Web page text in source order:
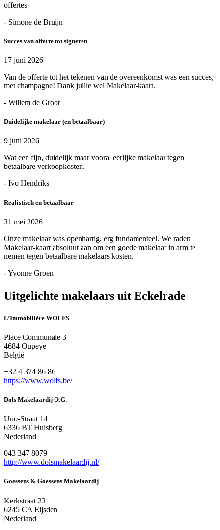
offertes.
- Simone de Bruijn
Succes van offerte tot signeren
17 juni 2026
Van de offerte tot het tekenen van de overeenkomst was een succes,
met champagne! Dank jullie wel Makelaar-kaart.
- Willem de Groot
Duidelijke makelaar (en betaalbaar)
9 juni 2026
Wat een fijn, duidelijk maar vooral eerlijke makelaar tegen
betaalbare verkoopkosten.
- Ivo Hendriks
Realistisch en betaalbaar
31 mei 2026
Onze makelaar was openhartig, erg fundamenteel. We raden
Makelaar-kaart absoluut aan om een goede makelaar in arm te
nemen tegen betaalbare makelaars kosten.
- Yvonne Groen
Uitgelichte makelaars uit Eckelrade
L’Immobilière WOLFS
Place Communale 3
4684 Oupeye
België
+32 4 374 86 86
https://www.wolfs.be/
Dols Makelaardij O.G.
Uno-Straat 14
6336 BT Hulsberg
Nederland
043 347 8079
http://www.dolsmakelaardij.nl/
Goessens & Goessens Makelaardij
Kerkstraat 23
6245 CA Eijsden
Nederland